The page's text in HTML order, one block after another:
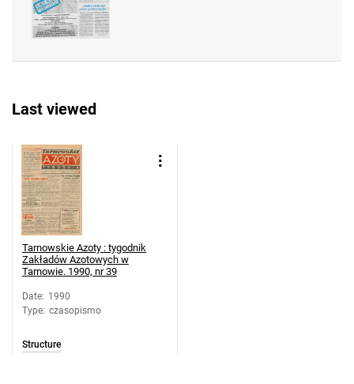
Azotowych w Tarnowie. 1990, nr 28
Tarnowskie Azoty : tygodnik Zakładów
Tarnowskie Azoty : tygodnik Zakładów
Tarnowskie Azoty : tygodnik Zakładów
Azotowych w Tarnowie. 1990, nr 32
Tarnowskie Azoty : tygodnik Zakładów
Azotowych w Tarnowie. 1990, nr 33
Tarnowskie Azoty : tygodnik Zakładów
Azotowych w Tarnowie. 1990, nr 34
Tarnowskie Azoty : tygodnik Zakładów
Azotowych w Tarnowie. 1990
Tarnowskie Azoty : tygodnik Zakładów
Last viewed
Tarnowskie Azoty : tygodnik
Zakładów Azotowych w
Tarnowie. 1990, nr 39
Date: 1990
Type: czasopismo
Structure